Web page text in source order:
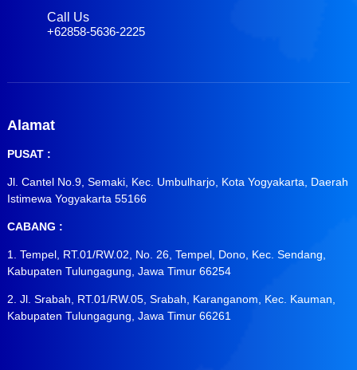
Call Us
+62858-5636-2225
Alamat
PUSAT :
Jl. Cantel No.9, Semaki, Kec. Umbulharjo, Kota Yogyakarta, Daerah
Istimewa Yogyakarta 55166
CABANG :
1. Tempel, RT.01/RW.02, No. 26, Tempel, Dono, Kec. Sendang,
Kabupaten Tulungagung, Jawa Timur 66254
2. Jl. Srabah, RT.01/RW.05, Srabah, Karanganom, Kec. Kauman,
Kabupaten Tulungagung, Jawa Timur 66261